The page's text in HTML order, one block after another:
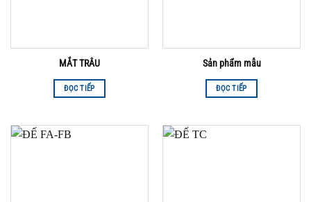
MẮT TRÂU
ĐỌC TIẾP
Sản phẩm mẫu
ĐỌC TIẾP